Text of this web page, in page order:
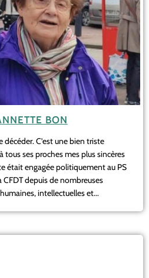
BON
C’est une bien triste
tous ses proches mes plus sincères
était engagée politiquement au PS
depuis de nombreuses
intellectuelles et...